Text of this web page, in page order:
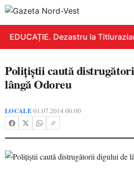
EDUCAȚIE. Dezastru la
Poliţiştii caută
lângă Odoreu
LOCALE•01.07.2014 00:00